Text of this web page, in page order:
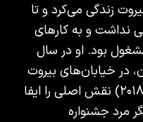
زندگی می‌کرد و تا
نداشت و به کارهای
بود. او در سال
در خیابان‌های بیروت
کشف شد و در فیلم کفرناحوم (۲۰۱۸) نقش اصلی را ایفا
مرد جشنواره